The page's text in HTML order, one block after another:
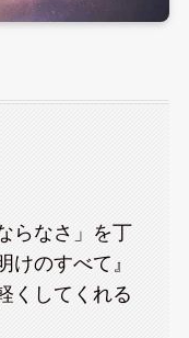
らなさ」を丁
けのすべて』
くしてくれる